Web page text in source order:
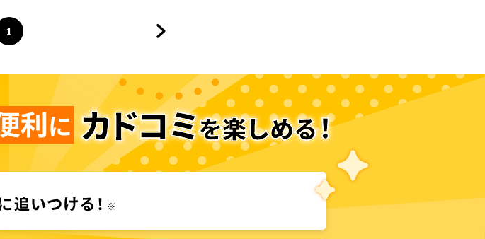
ページ
1
へ